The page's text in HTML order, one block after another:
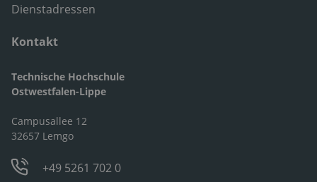
Dienstadressen
Kontakt
Technische Hochschule
Ostwestfalen-Lippe
Campusallee 12
32657 Lemgo
+49 5261 702 0